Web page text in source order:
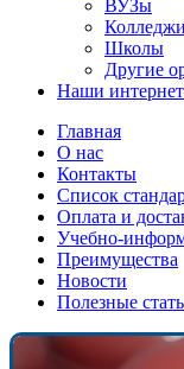
ВУЗы
Колледжи
Школы
Другие
Наши
Главная
О нас
Контакты
Список
Оплата и
Учебно-
Преимущества
Новости
Полезные